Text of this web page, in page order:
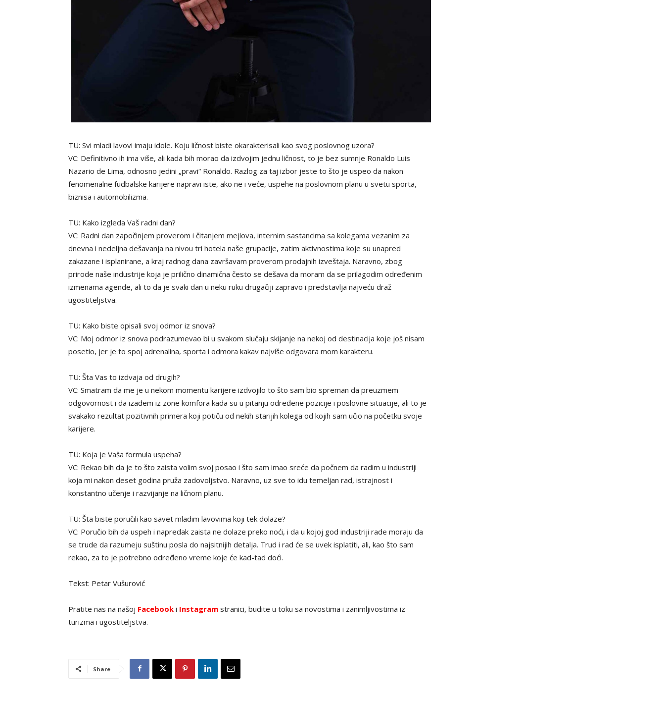
TU: Svi mladi lavovi imaju idole. Koju ličnost biste okarakterisali kao svog poslovnog uzora?
VC: Definitivno ih ima više, ali kada bih morao da izdvojim jednu ličnost, to je bez sumnje Ronaldo Luis
Nazario de Lima, odnosno jedini „pravi“ Ronaldo. Razlog za taj izbor jeste to što je uspeo da nakon
fenomenalne fudbalske karijere napravi iste, ako ne i veće, uspehe na poslovnom planu u svetu sporta,
biznisa i automobilizma.
TU: Kako izgleda Vaš radni dan?
VC: Radni dan započinjem proverom i čitanjem mejlova, internim sastancima sa kolegama vezanim za
dnevna i nedeljna dešavanja na nivou tri hotela naše grupacije, zatim aktivnostima koje su unapred
zakazane i isplanirane, a kraj radnog dana završavam proverom prodajnih izveštaja. Naravno, zbog
prirode naše industrije koja je prilično dinamična često se dešava da moram da se prilagodim određenim
izmenama agende, ali to da je svaki dan u neku ruku drugačiji zapravo i predstavlja najveću draž
ugostiteljstva.
TU: Kako biste opisali svoj odmor iz snova?
VC: Moj odmor iz snova podrazumevao bi u svakom slučaju skijanje na nekoj od destinacija koje još nisam
posetio, jer je to spoj adrenalina, sporta i odmora kakav najviše odgovara mom karakteru.
TU: Šta Vas to izdvaja od drugih?
VC: Smatram da me je u nekom momentu karijere izdvojilo to što sam bio spreman da preuzmem
odgovornost i da izađem iz zone komfora kada su u pitanju određene pozicije i poslovne situacije, ali to je
svakako rezultat pozitivnih primera koji potiču od nekih starijih kolega od kojih sam učio na početku svoje
karijere.
TU: Koja je Vaša formula uspeha?
VC: Rekao bih da je to što zaista volim svoj posao i što sam imao sreće da počnem da radim u industriji
koja mi nakon deset godina pruža zadovoljstvo. Naravno, uz sve to idu temeljan rad, istrajnost i
konstantno učenje i razvijanje na ličnom planu.
TU: Šta biste poručili kao savet mladim lavovima koji tek dolaze?
VC: Poručio bih da uspeh i napredak zaista ne dolaze preko noći, i da u kojoj god industriji rade moraju da
se trude da razumeju suštinu posla do najsitnijih detalja. Trud i rad će se uvek isplatiti, ali, kao što sam
rekao, za to je potrebno određeno vreme koje će kad-tad doći.
Tekst: Petar Vušurović
Pratite nas na našoj Facebook i Instagram stranici, budite u toku sa novostima i zanimljivostima iz
turizma i ugostiteljstva.
Share